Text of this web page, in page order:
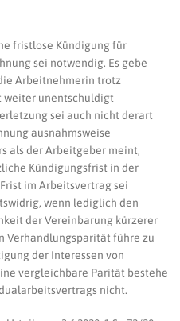
fristlose Kündigung für
sei notwendig. Es gebe
Arbeitnehmerin trotz
weiter unentschuldigt
sei auch nicht derart
ausnahmsweise
als der Arbeitgeber meint,
Kündigungsfrist in der
im Arbeitsvertrag sei
wenn lediglich den
der Vereinbarung kürzerer
Verhandlungsparität führe zu
der Interessen von
vergleichbare Parität bestehe
nicht.